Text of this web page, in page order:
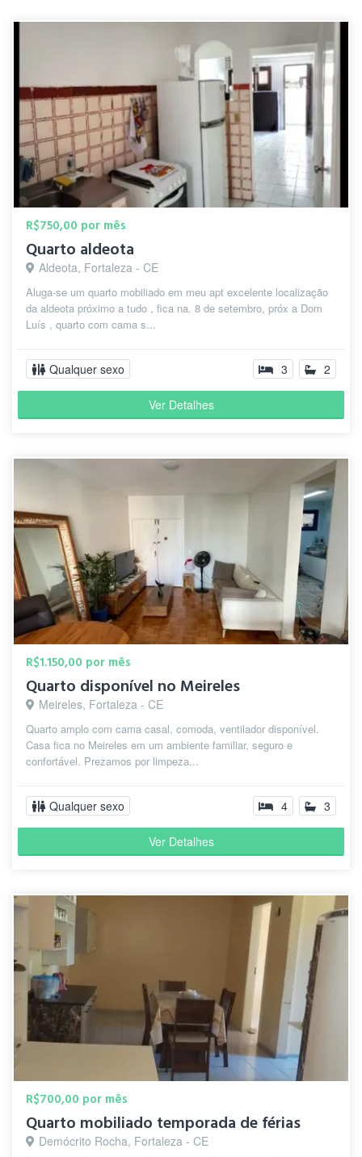
R$750,00 por mês
Quarto aldeota
Aldeota, Fortaleza - CE
Aluga-se um quarto mobiliado em meu apt excelente localização
da aldeota próximo a tudo , fica na. 8 de setembro, próx a Dom
Luís , quarto com cama s...
Qualquer sexo 3 2
Ver Detalhes
R$1.150,00 por mês
Quarto disponível no Meireles
Meireles, Fortaleza - CE
Quarto amplo com cama casal, comoda, ventilador disponível.
Casa fica no Meireles em um ambiente familiar, seguro e
confortável. Prezamos por limpeza...
Qualquer sexo 4 3
Ver Detalhes
R$700,00 por mês
Quarto mobiliado temporada de férias
Demócrito Rocha, Fortaleza - CE